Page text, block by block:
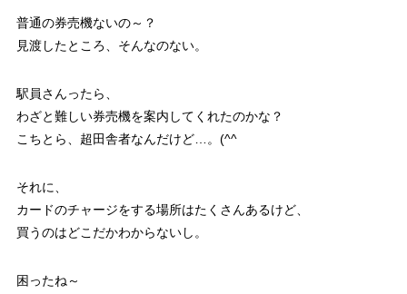
普通の券売機ないの～？
見渡したところ、そんなのない。
駅員さんったら、
わざと難しい券売機を案内してくれたのかな？
こちとら、超田舎者なんだけど…。(^^ゞ
それに、
カードのチャージをする場所はたくさんあるけど、
買うのはどこだかわからないし。
困ったね～